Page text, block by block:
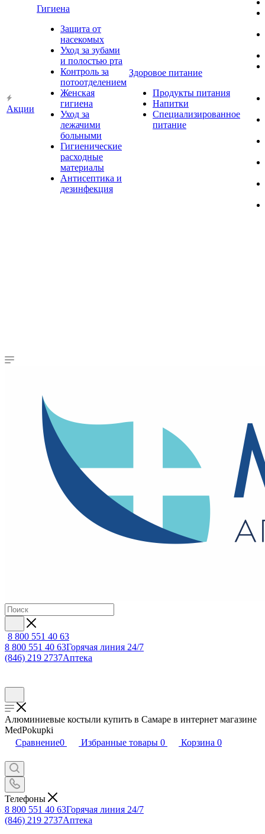
Акции
Гигиена
Защита от
насекомых
Уход за зубами
и полостью рта
Контроль за
потоотделением
Женская
гигиена
Уход за
лежачими
больными
Гигиенические
расходные
материалы
Антисептика и
дезинфекция
Здоровое питание
Продукты питания
Напитки
Специализированное
питание
8 800 551 40 63
8 800 551 40 63Горячая линия 24/7
(846) 219 2737Аптека
Алюминиевые костыли купить в Самаре в интернет магазине
MedPokupki
Сравнение0 Избранные товары 0 Корзина 0
Телефоны
8 800 551 40 63Горячая линия 24/7
(846) 219 2737Аптека